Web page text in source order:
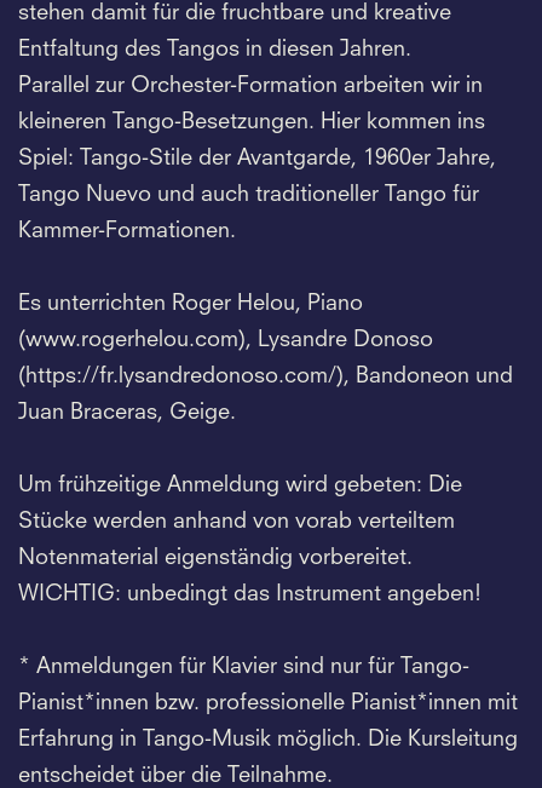
stehen damit für die fruchtbare und kreative
Entfaltung des Tangos in diesen Jahren.
Parallel zur Orchester-Formation arbeiten wir in
kleineren Tango-Besetzungen. Hier kommen ins
Spiel: Tango-Stile der Avantgarde, 1960er Jahre,
Tango Nuevo und auch traditioneller Tango für
Kammer-Formationen.
Es unterrichten Roger Helou, Piano
(www.rogerhelou.com), Lysandre Donoso
(https://fr.lysandredonoso.com/), Bandoneon und
Juan Braceras, Geige.
Um frühzeitige Anmeldung wird gebeten: Die
Stücke werden anhand von vorab verteiltem
Notenmaterial eigenständig vorbereitet.
WICHTIG: unbedingt das Instrument angeben!
* Anmeldungen für Klavier sind nur für Tango-
Pianist*innen bzw. professionelle Pianist*innen mit
Erfahrung in Tango-Musik möglich. Die Kursleitung
entscheidet über die Teilnahme.